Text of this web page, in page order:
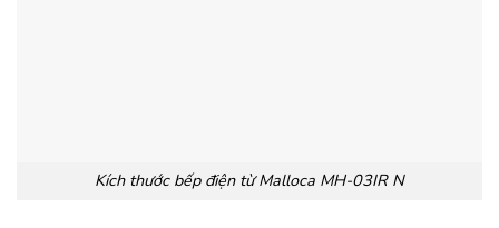
Kích thước bếp điện từ Malloca MH-03IR N